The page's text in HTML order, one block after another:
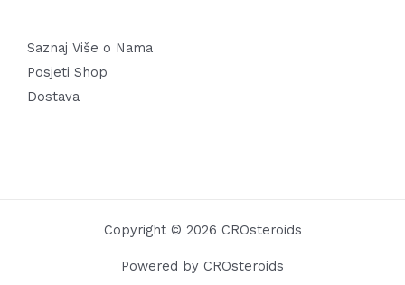
Saznaj Više o Nama
Posjeti Shop
Dostava
Copyright © 2026 CROsteroids
Powered by CROsteroids